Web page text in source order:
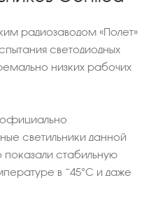
радиозаводом «Полет»
светодиодных
низких рабочих
светильники данной
показали стабильную
в −45°С и даже